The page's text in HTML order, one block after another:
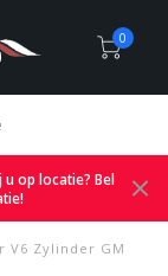
0
op locatie? Bel
Zylinder GM